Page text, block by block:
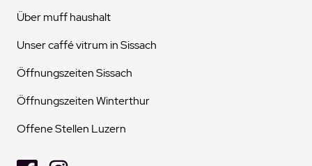
Über muff haushalt
Unser caffé vitrum in Sissach
Öffnungszeiten Sissach
Öffnungszeiten Winterthur
Offene Stellen Luzern